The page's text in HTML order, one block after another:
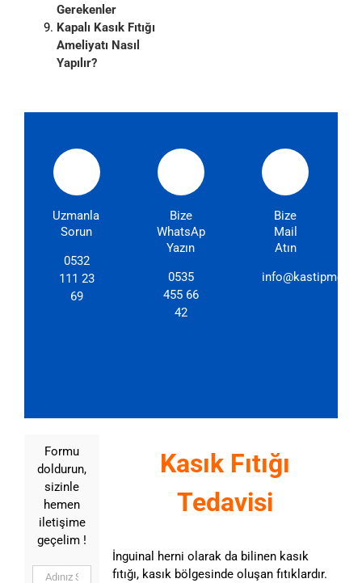
Gerekenler
Kapalı Kasık Fıtığı
Ameliyatı Nasıl
Yapılır?
Uzmanlarımıza
Sorun
0532
111 23
69
Bize
WhatsApp'dan
Yazın
0535
455 66
42
Bize
Mail
Atın
Formu
doldurun,
sizinle
hemen
iletişime
geçelim !
Kasık Fıtığı
Tedavisi
İnguinal herni olarak da bilinen kasık
fıtığı, kasık bölgesinde oluşan fıtıklardır.